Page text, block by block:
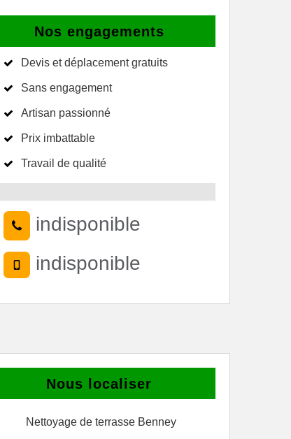
Nos engagements
Devis et déplacement gratuits
Sans engagement
Artisan passionné
Prix imbattable
Travail de qualité
indisponible
indisponible
Nous localiser
Nettoyage de terrasse Benney